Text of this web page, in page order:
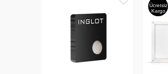
Ücretsiz
Kargo